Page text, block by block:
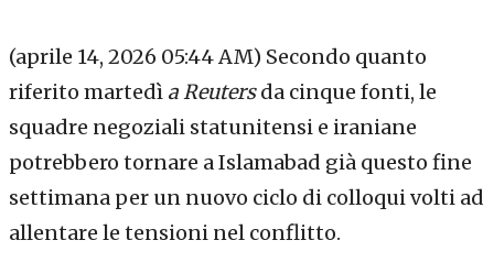
(aprile 14, 2026 05:44 AM) Secondo quanto
riferito martedì a Reutersda cinque fonti, le
squadre negoziali statunitensi e iraniane
potrebbero tornare a Islamabad già questo fine
settimana per un nuovo ciclo di colloqui volti ad
allentare le tensioni nel conflitto.